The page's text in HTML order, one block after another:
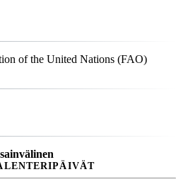
of the United Nations (FAO)